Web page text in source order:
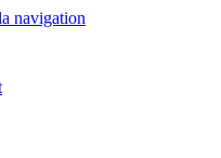
navigation